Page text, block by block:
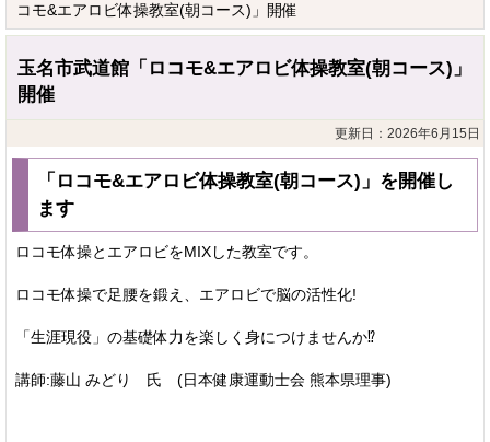
コモ&エアロビ体操教室(朝コース)」開催
玉名市武道館「ロコモ&エアロビ体操教室(朝コース)」
開催
更新日：2026年6月15日
「ロコモ&エアロビ体操教室(朝コース)」を開催し
ます
ロコモ体操とエアロビをMIXした教室です。
ロコモ体操で足腰を鍛え、エアロビで脳の活性化!
「生涯現役」の基礎体力を楽しく身につけませんか⁉
講師:藤山 みどり 氏 (日本健康運動士会 熊本県理事)